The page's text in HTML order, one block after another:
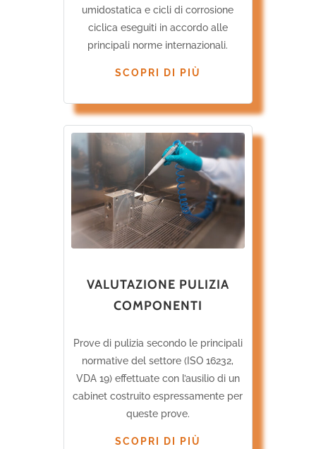
umidostatica e cicli di corrosione
ciclica eseguiti in accordo alle
principali norme internazionali.
SCOPRI DI PIÙ
VALUTAZIONE PULIZIA
COMPONENTI
Prove di pulizia secondo le principali
normative del settore (ISO 16232,
VDA 19) effettuate con l’ausilio di un
cabinet costruito espressamente per
queste prove.
SCOPRI DI PIÙ